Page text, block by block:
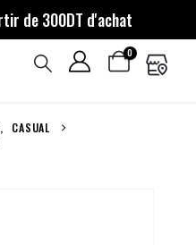
de 300DT d'achat
0
,
CASUAL